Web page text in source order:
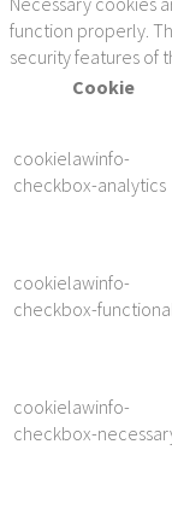
function properly.
security features of
Cookie
cookielawinfo-
checkbox-analytics
cookielawinfo-
checkbox-
cookielawinfo-
checkbox-